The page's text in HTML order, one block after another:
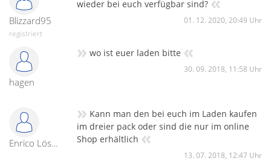
Blizzard95
registriert
wieder bei euch verfügbar sind?
01. 12. 2020, 20:49 Uhr
hagen
» wo ist euer laden bitte «
30. 09. 2018, 11:58 Uhr
Enrico Löschner
» Kann man den bei euch im Laden kaufen
im dreier pack oder sind die nur im online
Shop erhältlich «
13. 07. 2018, 12:47 Uhr